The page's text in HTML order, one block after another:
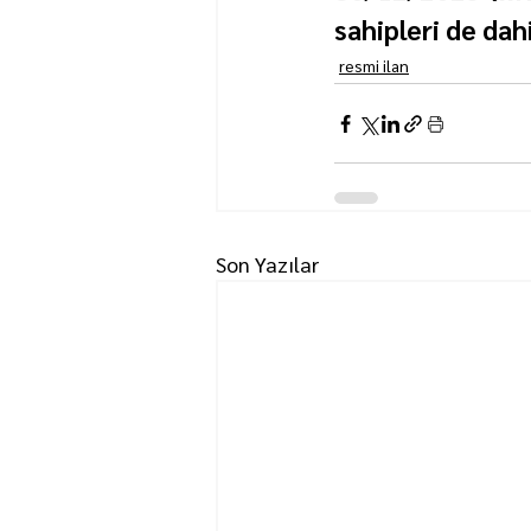
sahipleri de
resmi ilan
Son Yazılar